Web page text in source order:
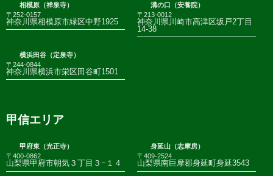
相模原（祥泉寺）
〒252-0157
神奈川県相模原市緑区中野1925
溝の口（安養院）
〒213-0012
神奈川県川崎市高津区坂戸2丁目
14-38
横浜田谷（定泉寺）
〒244-0844
神奈川県横浜市栄区田谷町1501
甲信エリア
甲府東（光正寺）
〒400-0862
山梨県甲府市朝気３丁目３−１４
身延山（志摩房）
〒409-2524
山梨県南巨摩郡身延町身延3543